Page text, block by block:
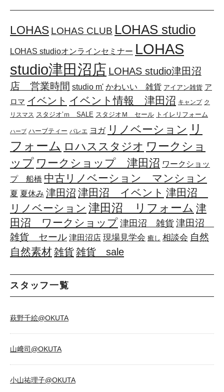
LOHAS LOHAS CLUB LOHAS studio
LOHAS studioオンラインセミナー LOHAS
studio津田沼店 LOHAS studio津田沼
店 営業時間 studio m' かわいい 雑貨 アイアン雑貨 ア
ロマ イベント イベント情報 津田沼 キャンプ ク
リスマス スタジオ’ｍ SALE スタジオＭ セール トイレリフォーム
ハーブ ハーブティー バレエ ヨガ リノベーション リ
フォーム ロハススタジオ ワークショ
ップ ワークショップ 津田沼 ワークショッ
プ 船橋 中古リノベーション マンション
夏 夏休み 津田沼 津田沼 イベント 津田沼
リノベーション 津田沼 リフォーム 津
田沼 ワークショップ津田沼 雑貨津田沼
雑貨 セール 津田沼店 現場見学会 癒し 相談会 自然
自然素材雑貨雑貨 sale
スタッフ一覧
萩野千絵@OKUTA
山﨑司@OKUTA
小山祐理子@OKUTA